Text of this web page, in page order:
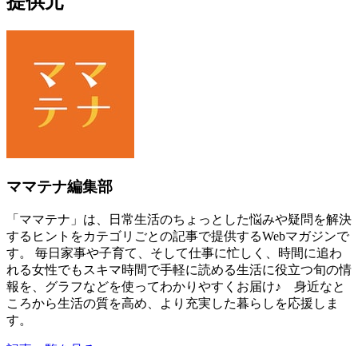
ママテナ編集部
「ママテナ」は、日常生活のちょっとした悩みや疑問を解決
するヒントをカテゴリごとの記事で提供するWebマガジンで
す。 毎日家事や子育て、そして仕事に忙しく、時間に追わ
れる女性でもスキマ時間で手軽に読める生活に役立つ旬の情
報を、グラフなどを使ってわかりやすくお届け♪ 身近なと
ころから生活の質を高め、より充実した暮らしを応援しま
す。